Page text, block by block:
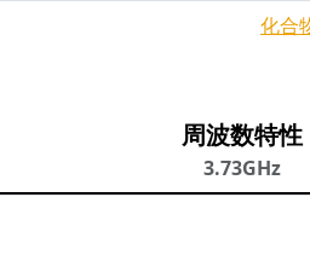
化合
周波数特性
3.73GHz